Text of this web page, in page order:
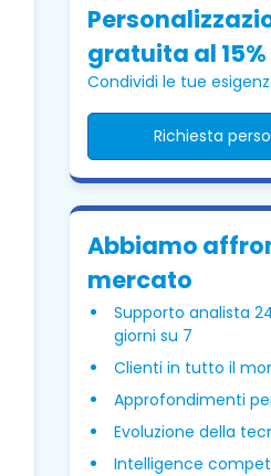
gratuita al 15%
Condividi le tue
Richiesta
Abbiamo
mercato
Supporto analista
giorni su 7
Clienti in tutto il
Approfondimenti
Evoluzione della
Intelligence